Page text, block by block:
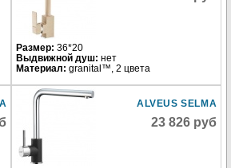
Размер: 36*20
Выдвижной душ:нет
Материал:granital™, 2 цвета
ALVEUS SELMA
23 826 руб